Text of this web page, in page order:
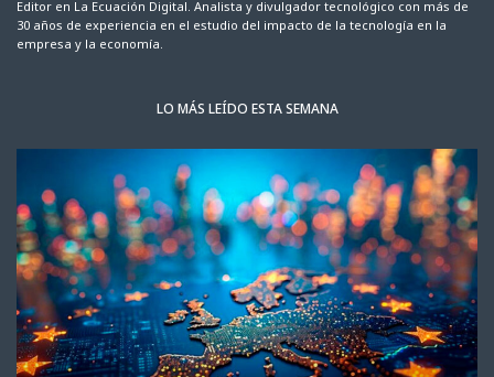
Editor en La Ecuación Digital. Analista y divulgador tecnológico con más de
30 años de experiencia en el estudio del impacto de la tecnología en la
empresa y la economía.
LO MÁS LEÍDO ESTA SEMANA